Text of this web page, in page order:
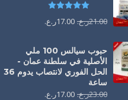
21.00ر.ع. 17.00ر.ع.
حبوب سيالس 100 ملي
الأصلية في سلطنة عمان -
الحل الفوري لانتصاب يدوم 36
ساعة
23.00ر.ع. 17.00ر.ع.